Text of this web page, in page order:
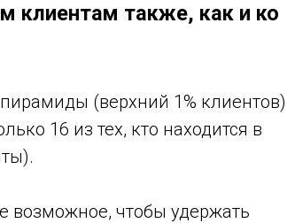
клиентам также, как и ко
(верхний 1% клиентов)
16 из тех, кто находится в
возможное, чтобы удержать